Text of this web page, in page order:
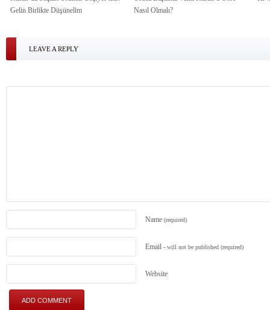
Gelin Birlikte Düşünelim
Nasıl Olmalı?
LEAVE A REPLY
Name (required)
Email - will not be published (required)
Website